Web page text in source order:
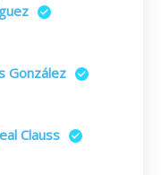
González
Clauss